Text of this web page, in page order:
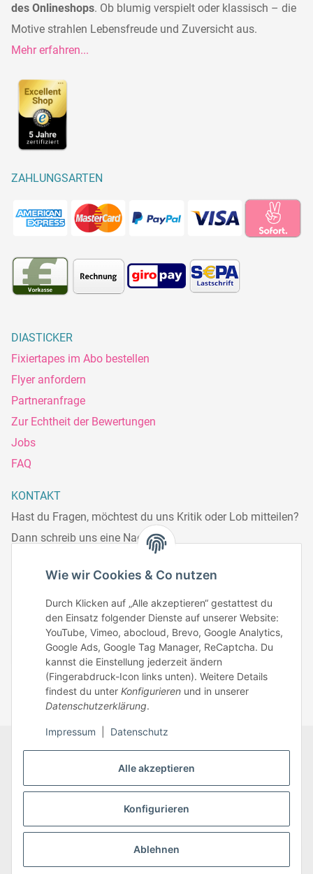
Alle akzeptieren
Konfigurieren
Ablehnen
Wie wir Cookies & Co nutzen
Durch Klicken auf „Alle akzeptieren“ gestattest du
den Einsatz folgender Dienste auf unserer Website:
YouTube, Vimeo, abocloud, Brevo, Google Analytics,
Google Ads, Google Tag Manager, ReCaptcha. Du
kannst die Einstellung jederzeit ändern
(Fingerabdruck-Icon links unten). Weitere Details
findest du unter Konfigurieren und in unserer
Datenschutzerklärung.
Impressum Datenschutz
des Onlineshops. Ob blumig verspielt oder klassisch – die
Motive strahlen Lebensfreude und Zuversicht aus.
Mehr erfahren...
ZAHLUNGSARTEN
DIASTICKER
Fixiertapes im Abo bestellen
Flyer anfordern
Partneranfrage
Zur Echtheit der Bewertungen
Jobs
FAQ
KONTAKT
Hast du Fragen, möchtest du uns Kritik oder Lob mitteilen?
Dann schreib uns eine Nachricht.
Telefonisch erreichst du uns:
Telefonnr.: 0951/70045771
Zum Kontakt
Datenschutz AGB
Zahlungsmöglichkeiten
Versandinformationen